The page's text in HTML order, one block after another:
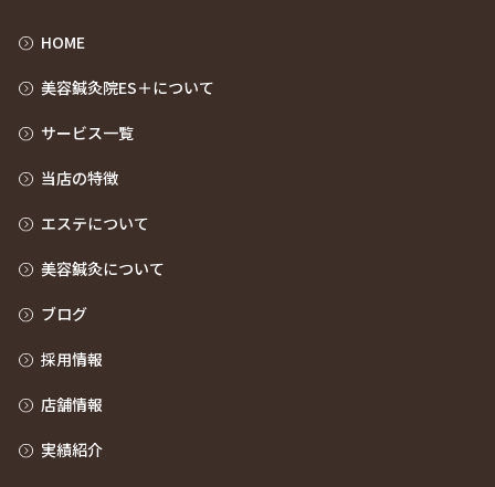
HOME
美容鍼灸院ES＋について
サービス一覧
当店の特徴
エステについて
美容鍼灸について
ブログ
採用情報
店舗情報
実績紹介